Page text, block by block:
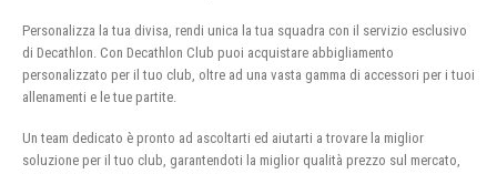
Personalizza la tua divisa, rendi unica la tua squadra con il servizio esclusivo
di Decathlon. Con Decathlon Club puoi acquistare abbigliamento
personalizzato per il tuo club, oltre ad una vasta gamma di accessori per i tuoi
allenamenti e le tue partite.
Un team dedicato è pronto ad ascoltarti ed aiutarti a trovare la miglior
soluzione per il tuo club, garantendoti la miglior qualità prezzo sul mercato,